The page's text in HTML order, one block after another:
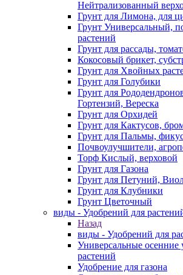
Нейтрализованный
Грунт для Лимона, для
Грунт Универсальный,
растений
Грунт для рассады,
Кокосовый брикет,
Грунт для Хвойных
Грунт для Голубики
Грунт для
Гортензий, Вереска
Грунт для Орхидей
Грунт для Кактусов,
Грунт для Пальмы,
Почвоулучшители,
Торф Кислый, верховой
Грунт для Газона
Грунт для Петуний,
Грунт для Клубники
Грунт Цветочный
виды - Удобрений для
Назад
виды - Удобрений для
Универсальные осенние
растений
Удобрение для газона